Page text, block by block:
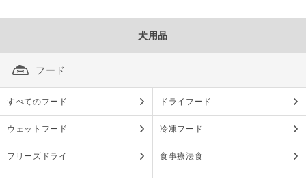
犬用品
フード
すべてのフード ドライフード
ウェットフード 冷凍フード
フリーズドライ 食事療法食